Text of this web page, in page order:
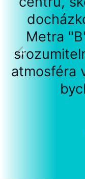
Metra
atmosféra